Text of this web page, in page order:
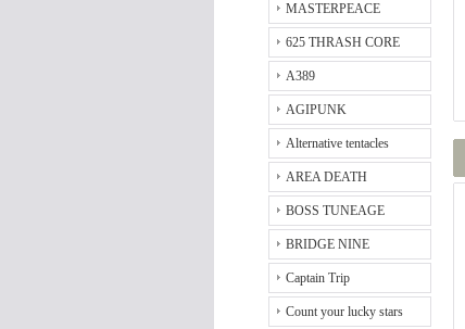
MASTERPEACE
625 THRASH CORE
A389
AGIPUNK
Alternative tentacles
AREA DEATH
BOSS TUNEAGE
BRIDGE NINE
Captain Trip
Count your lucky stars